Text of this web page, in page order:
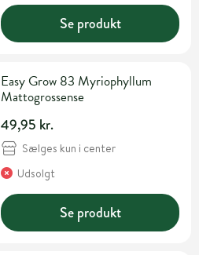
Se produkt
Easy Grow 83 Myriophyllum
Mattogrossense
49,95 kr.
Sælges kun i center
Udsolgt
Se produkt